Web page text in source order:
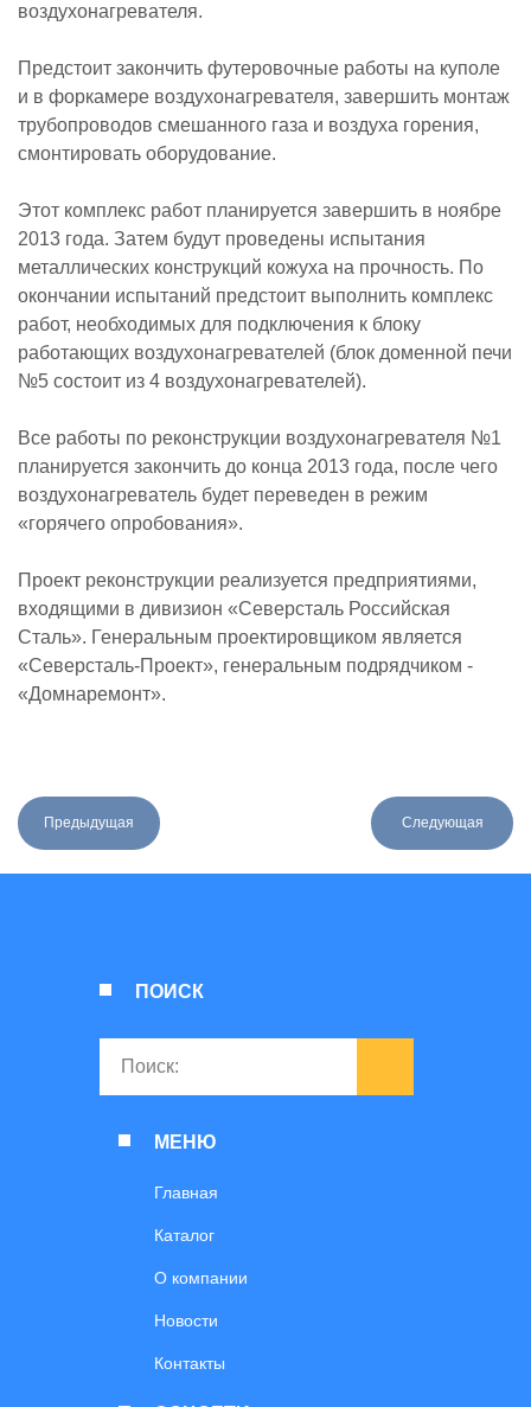
воздухонагревателя.
Предстоит закончить футеровочные работы на куполе
и в форкамере воздухонагревателя, завершить монтаж
трубопроводов смешанного газа и воздуха горения,
смонтировать оборудование.
Этот комплекс работ планируется завершить в ноябре
2013 года. Затем будут проведены испытания
металлических конструкций кожуха на прочность. По
окончании испытаний предстоит выполнить комплекс
работ, необходимых для подключения к блоку
работающих воздухонагревателей (блок доменной печи
№5 состоит из 4 воздухонагревателей).
Все работы по реконструкции воздухонагревателя №1
планируется закончить до конца 2013 года, после чего
воздухонагреватель будет переведен в режим
«горячего опробования».
Проект реконструкции реализуется предприятиями,
входящими в дивизион «Северсталь Российская
Сталь». Генеральным проектировщиком является
«Северсталь-Проект», генеральным подрядчиком -
«Домнаремонт».
Предыдущая Следующая
ПОИСК
МЕНЮ
Главная
Каталог
О компании
Новости
Контакты